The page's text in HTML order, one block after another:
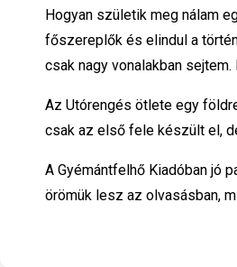
Hogyan születik meg nálam
főszereplők és elindul a
csak nagy vonalakban
Az Utórengés ötlete egy
csak az első fele készült el,
A Gyémántfelhő Kiadóban jó
örömük lesz az olvasásban,